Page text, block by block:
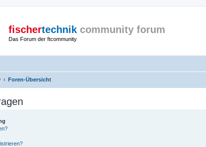
fischertechnik community forum
Das Forum der ftcommunity
Foren-Übersicht